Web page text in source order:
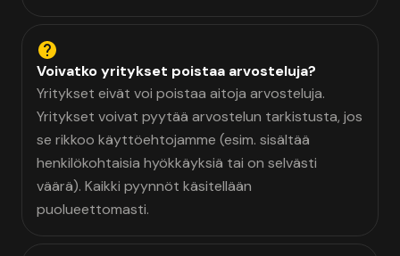
Voivatko yritykset poistaa arvosteluja?
Yritykset eivät voi poistaa aitoja arvosteluja.
Yritykset voivat pyytää arvostelun tarkistusta, jos
se rikkoo käyttöehtojamme (esim. sisältää
henkilökohtaisia hyökkäyksiä tai on selvästi
väärä). Kaikki pyynnöt käsitellään
puolueettomasti.